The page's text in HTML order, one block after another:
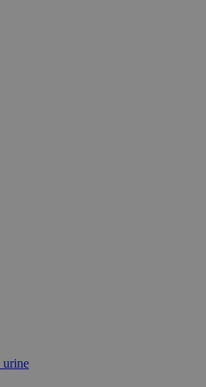
urine